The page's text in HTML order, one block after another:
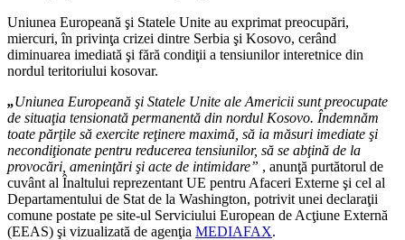
Uniunea Europeană şi Statele Unite au exprimat preocupări,
miercuri, în privinţa crizei dintre Serbia şi Kosovo, cerând
diminuarea imediată şi fără condiţii a tensiunilor interetnice din
nordul teritoriului kosovar.
„Uniunea Europeană şi Statele Unite ale Americii sunt preocupate
de situaţia tensionată permanentă din nordul Kosovo. Îndemnăm
toate părţile să exercite reţinere maximă, să ia măsuri imediate şi
necondiţionate pentru reducerea tensiunilor, să se abţină de la
provocări, ameninţări şi acte de intimidare” , anunţă purtătorul de
cuvânt al Înaltului reprezentant UE pentru Afaceri Externe şi cel al
Departamentului de Stat de la Washington, potrivit unei declaraţii
comune postate pe site-ul Serviciului European de Acţiune Externă
(EEAS) şi vizualizată de agenţia MEDIAFAX.